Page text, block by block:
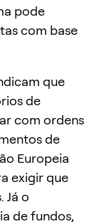
pode
com base
que
de
com ordens
de
Europeia
exigir que
Já o
de fundos,